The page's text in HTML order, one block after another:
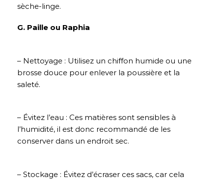
sèche-linge.
G. Paille ou Raphia
– Nettoyage : Utilisez un chiffon humide ou une
brosse douce pour enlever la poussière et la
saleté.
– Évitez l’eau : Ces matières sont sensibles à
l’humidité, il est donc recommandé de les
conserver dans un endroit sec.
– Stockage : Évitez d’écraser ces sacs, car cela